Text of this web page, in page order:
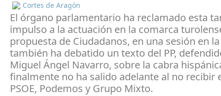
Cortes de Aragón
El órgano parlamentario ha reclamado esta
impulso a la actuación en la comarca
propuesta de Ciudadanos, en una sesión en
también ha debatido un texto del PP,
Miguel Ángel Navarro, sobre la cabra
finalmente no ha salido adelante al no recibir
PSOE, Podemos y Grupo Mixto.